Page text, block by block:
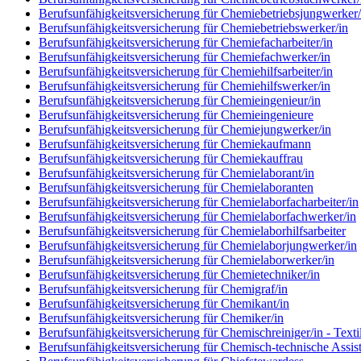
Berufsunfähigkeitsversicherung für
Berufsunfähigkeitsversicherung für Chemiebetriebswerker/in
Berufsunfähigkeitsversicherung für Chemiefacharbeiter/in
Berufsunfähigkeitsversicherung für Chemiefachwerker/in
Berufsunfähigkeitsversicherung für Chemiehilfsarbeiter/in
Berufsunfähigkeitsversicherung für Chemiehilfswerker/in
Berufsunfähigkeitsversicherung für Chemieingenieur/in
Berufsunfähigkeitsversicherung für Chemieingenieure
Berufsunfähigkeitsversicherung für Chemiejungwerker/in
Berufsunfähigkeitsversicherung für Chemiekaufmann
Berufsunfähigkeitsversicherung für Chemiekauffrau
Berufsunfähigkeitsversicherung für Chemielaborant/in
Berufsunfähigkeitsversicherung für Chemielaboranten
Berufsunfähigkeitsversicherung für Chemielaborfacharbeiter/in
Berufsunfähigkeitsversicherung für Chemielaborfachwerker/in
Berufsunfähigkeitsversicherung für Chemielaborhilfsarbeiter
Berufsunfähigkeitsversicherung für Chemielaborjungwerker/in
Berufsunfähigkeitsversicherung für Chemielaborwerker/in
Berufsunfähigkeitsversicherung für Chemietechniker/in
Berufsunfähigkeitsversicherung für Chemigraf/in
Berufsunfähigkeitsversicherung für Chemikant/in
Berufsunfähigkeitsversicherung für Chemiker/in
Berufsunfähigkeitsversicherung für Chemischreiniger/in -
Berufsunfähigkeitsversicherung für Chemisch-technische